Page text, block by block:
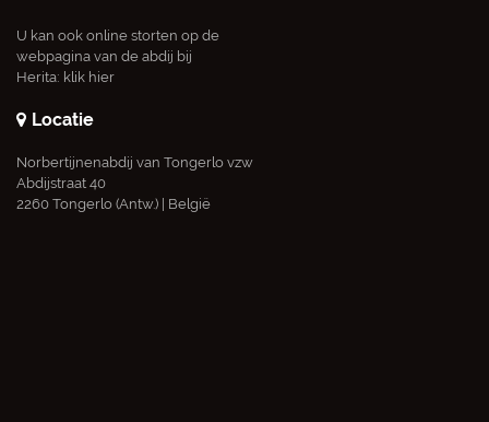
U kan ook online storten op de
webpagina van de abdij bij
Herita: klik hier
Locatie
Norbertijnenabdij van Tongerlo vzw
Abdijstraat 40
2260 Tongerlo (Antw.) | België